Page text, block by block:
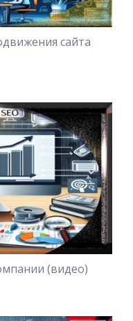
сайта
(видео)